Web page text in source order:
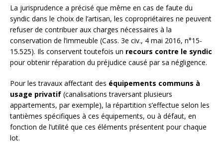
La jurisprudence a précisé que même en cas de faute du
syndic dans le choix de l’artisan, les copropriétaires ne peuvent
refuser de contribuer aux charges nécessaires à la
conservation de l’immeuble (Cass. 3e civ., 4 mai 2016, n°15-
15.525). Ils conservent toutefois un recours contre le syndic
pour obtenir réparation du préjudice causé par sa négligence.
Pour les travaux affectant des équipements communs à
usage privatif (canalisations traversant plusieurs
appartements, par exemple), la répartition s’effectue selon les
tantièmes spécifiques à ces équipements, ou à défaut, en
fonction de l’utilité que ces éléments présentent pour chaque
lot.